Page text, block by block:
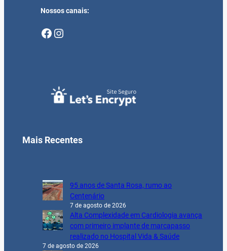
Nossos canais:
Facebook Instagram
Mais Recentes
95 anos de Santa Rosa, rumo ao
Centenário
7 de agosto de 2026
Alta Complexidade em Cardiologia avança
com primeiro implante de marcapasso
realizado no Hospital Vida & Saúde
7 de agosto de 2026